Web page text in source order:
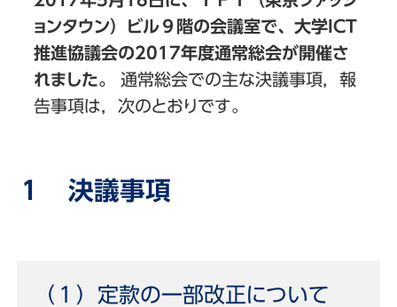
ョンタウン）ビル９階の会議室で、大学ICT
推進協議会の2017年度通常総会が開催さ
れました。
通常総会での主な決議事項，報
告事項は，次のとおりです。
１ 決議事項
（１）定款の一部改正について